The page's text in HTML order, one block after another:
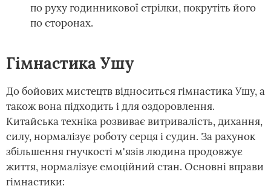
по руху годинникової стрілки, покрутіть його
по сторонах.
Гімнастика Ушу
До бойових мистецтв відноситься гімнастика Ушу, а
також вона підходить і для оздоровлення.
Китайська техніка розвиває витривалість, дихання,
силу, нормалізує роботу серця і судин. За рахунок
збільшення гнучкості м'язів людина продовжує
життя, нормалізує емоційний стан. Основні вправи
гімнастики: